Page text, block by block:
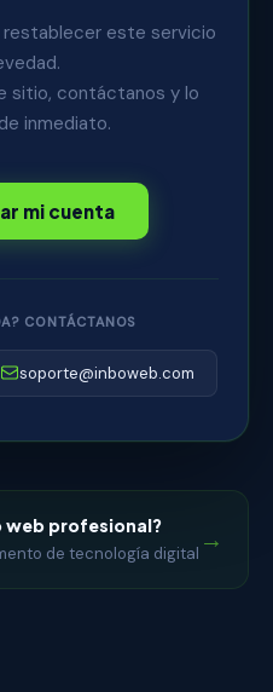
restablecer este servicio
sitio, contáctanos y lo
inmediato.
mi cuenta
CONTÁCTANOS
soporte@inboweb.com
web profesional?
de tecnología digital →